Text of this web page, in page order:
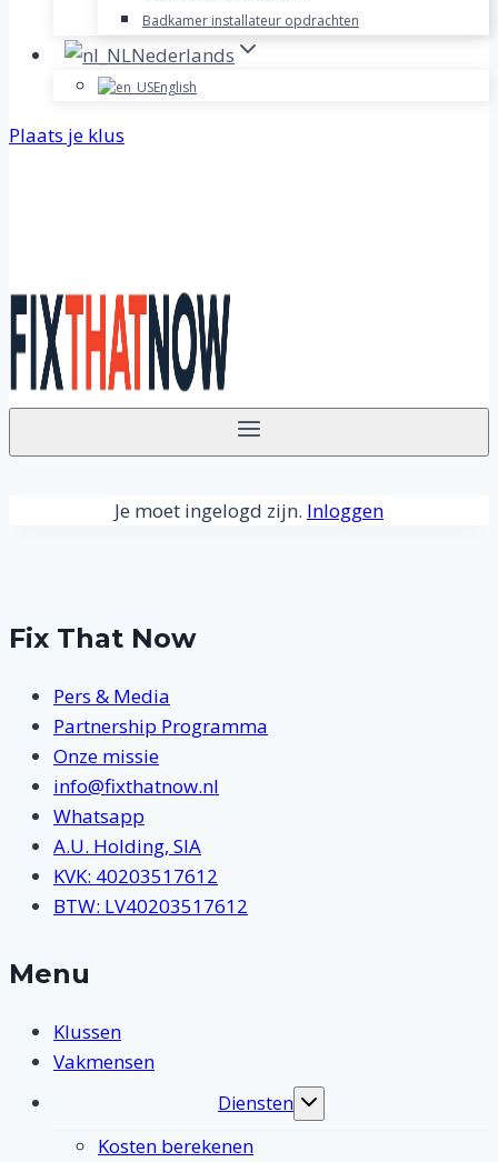
Badkamer installateur opdrachten
Nederlands
English
Plaats je klus
Je moet ingelogd zijn. Inloggen
Fix That Now
Pers & Media
Partnership Programma
Onze missie
info@fixthatnow.nl
Whatsapp
A.U. Holding, SIA
KVK: 40203517612
BTW: LV40203517612
Menu
Klussen
Vakmensen
Diensten
Toggle
submenu
Kosten berekenen